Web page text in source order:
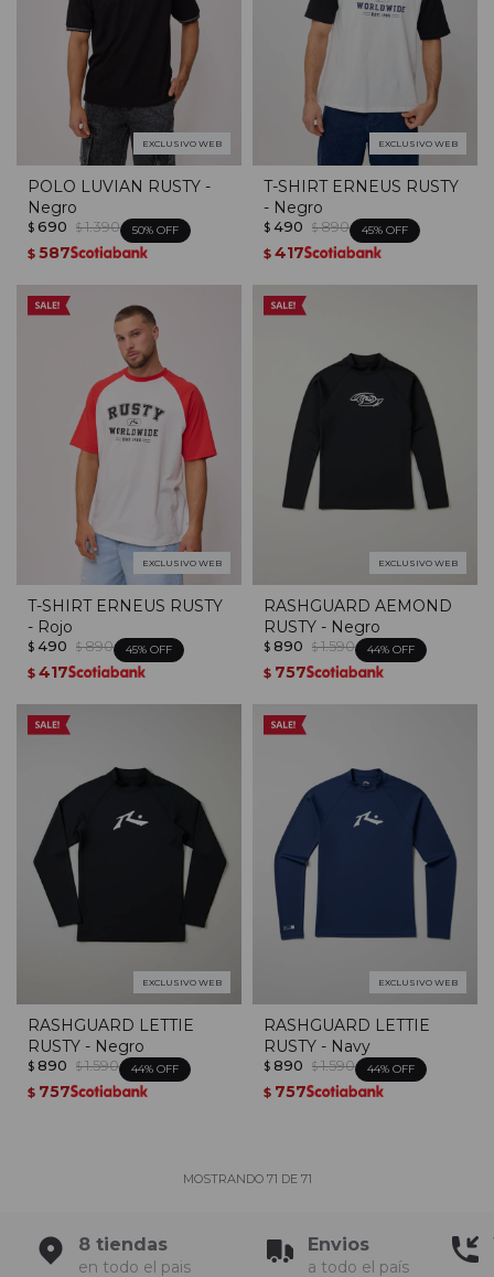
EXCLUSIVO WEB
POLO LUVIAN RUSTY -
Negro
$ 690 $ 1.390 50
$ 587
EXCLUSIVO WEB
T-SHIRT ERNEUS RUSTY
- Negro
$ 490 $ 890 45
$ 417
EXCLUSIVO WEB
T-SHIRT ERNEUS RUSTY
- Rojo
$ 490 $ 890 45
$ 417
EXCLUSIVO WEB
RASHGUARD AEMOND
RUSTY - Negro
$ 890 $ 1.590 44
$ 757
EXCLUSIVO WEB
RASHGUARD LETTIE
RUSTY - Negro
$ 890 $ 1.590 44
$ 757
EXCLUSIVO WEB
RASHGUARD LETTIE
RUSTY - Navy
$ 890 $ 1.590 44
$ 757
MOSTRANDO 71 DE 71
8 tiendas
en todo el pais
Envios
a todo el país